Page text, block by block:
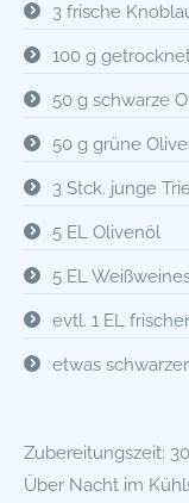
3 frische
100 g
50 g schwarze
50 g grüne
3 Stck. junge
5 EL Olivenöl
5 EL
evtl. 1 EL
etwas
Zubereitungszeit:
Über Nacht im